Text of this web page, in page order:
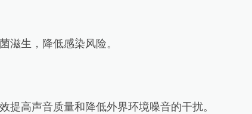
生，降低感染风险。
高声音质量和降低外界环境噪音的干扰。